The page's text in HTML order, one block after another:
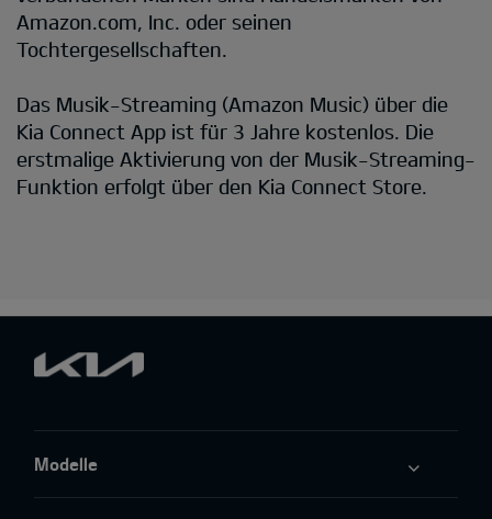
Amazon.com, Inc. oder seinen
Tochtergesellschaften.
Das Musik-Streaming (Amazon Music) über die
Kia Connect App ist für 3 Jahre kostenlos. Die
erstmalige Aktivierung von der Musik-Streaming-
Funktion erfolgt über den Kia Connect Store.
Modelle